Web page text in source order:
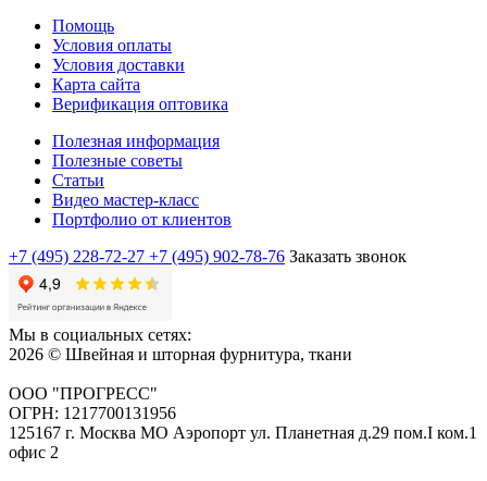
Помощь
Условия оплаты
Условия доставки
Карта сайта
Верификация оптовика
Полезная информация
Полезные советы
Статьи
Видео мастер-класс
Портфолио от клиентов
+7 (495) 228-72-27 +7 (495) 902-78-76 Заказать звонок
Мы в социальных сетях:
2026 © Швейная и шторная фурнитура, ткани
ООО "ПРОГРЕСС"
ОГРН: 1217700131956
125167 г. Москва МО Аэропорт ул. Планетная д.29 пом.I ком.1
офис 2